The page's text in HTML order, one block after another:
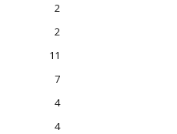
2
2
11
7
4
4